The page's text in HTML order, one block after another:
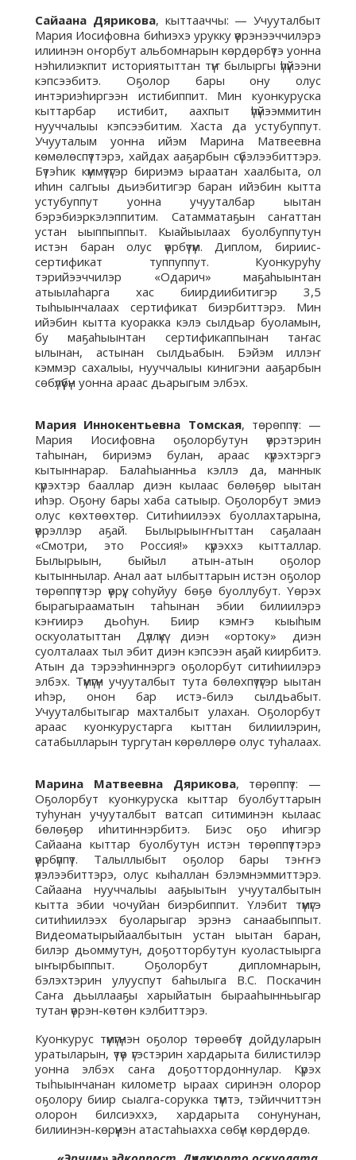
Сайаана Дярикова, кыттааччы: — Учууталбыт
Мария Иосифовна биhиэхэ урукку үөрэнээччилэрэ
илиинэн оҥорбут альбомнарын көрдөрбүтэ уонна
нэhилиэкпит историятыттан түҥ былыргы үhүйээни
кэпсээбитэ. Оҕолор бары ону олус
интэриэhиргээн истибиппит. Мин куонкуруска
кыттарбар истибит, аахпыт үhүйээммитин
нууччалыы кэпсээбитим. Хаста да устубуппут.
Учууталым уонна ийэм Марина Матвеевна
көмөлөспүттэрэ, хайдах ааҕарбын сүбэлээбиттэрэ.
Бүтэһик күммүтүгэр бириэмэ ыраатан хаалбыта, ол
иhин салгыы дьиэбитигэр баран ийэбин кытта
устубуппут уонна учууталбар ыытан
бэрэбиэркэлэппитим. Сатамматаҕын саҥаттан
устан ыыппыппыт. Кыайыылаах буолбуппутун
истэн баран олус үөрбүтүм. Диплом, бириис-
сертификат туппуппут. Куонкуруhу
тэрийээччилэр «Одарич» маҕаhыынтан
атыылаһарга хас биирдиибитигэр 3,5
тыhыынчалаах сертификат биэрбиттэрэ. Мин
ийэбин кытта куоракка кэлэ сылдьар буоламын,
бу маҕаhыынтан сертификаппынан таҥас
ылынан, астынан сылдьабын. Бэйэм иллэҥ
кэммэр сахалыы, нууччалыы кинигэни ааҕарбын
сөбүлүүбүн уонна араас дьарыгым элбэх.
Мария Иннокентьевна Томская, төрөппүт: —
Мария Иосифовна оҕолорбутун үөрэтэрин
таһынан, бириэмэ булан, араас күрэхтэргэ
кытыннарар. Балаһыанньа кэллэ да, маннык
күрэхтэр бааллар диэн кылаас бөлөҕөр ыытан
иhэр. Оҕону бары хаба сатыыр. Оҕолорбут эмиэ
олус көхтөөхтөр. Ситиһиилээх буоллахтарына,
үөрэллэр аҕай. Былырыыҥҥыттан саҕалаан
«Смотри, это Россия!» күрэххэ кытталлар.
Былырыын, быйыл атын-атын оҕолор
кытыннылар. Анал аат ылбыттарын истэн оҕолор
төрөппүттэр үөрүү, соhуйуу бөҕө буоллубут. Yөрэх
бырагырааматын таһынан эбии билиилэрэ
кэҥиирэ дьоһун. Биир кэмҥэ кыыhым
оскуолатыттан Дүллүкү диэн «ортоку» диэн
суолталаах тыл эбит диэн кэпсээн аҕай киирбитэ.
Атын да тэрээhиннэргэ оҕолорбут ситиhиилэрэ
элбэх. Түмүгүн учууталбыт тута бөлөхпүтүгэр ыытан
иһэр, онон бар истэ-билэ сылдьабыт.
Учууталбытыгар махталбыт улахан. Оҕолорбут
араас куонкурустарга кыттан билиилэрин,
сатабылларын тургутан көрөллөрө олус туhалаах.
Марина Матвеевна Дярикова, төрөппүт: —
Оҕолорбут куонкуруска кыттар буолбуттарын
туhунан учууталбыт ватсап ситиминэн кылаас
бөлөҕөр иhитиннэрбитэ. Биэс оҕо иhигэр
Сайаана кыттар буолбутун истэн төрөппүттэрэ
үөрбүппүт. Талыллыбыт оҕолор бары тэҥҥэ
үлэлээбиттэрэ, олус кыhаллан бэлэмнэммиттэрэ.
Сайаана нууччалыы ааҕыытын учууталбытын
кытта эбии чочуйан биэрбиппит. Yлэбит түмүгэ
ситиhиилээх буоларыгар эрэнэ санаабыппыт.
Видеоматырыйаалбытын устан ыытан баран,
билэр дьоммутун, доҕотторбутун куоластыырга
ыҥырбыппыт. Оҕолорбут дипломнарын,
бэлэхтэрин улууспут баhылыга В.С. Поскачин
Саҥа дьыллааҕы харыйатын бырааһынньыгар
тутан үөрэн-көтөн кэлбиттэрэ.
Куонкурус түмүгүнэн оҕолор төрөөбүт дойдуларын
уратыларын, үтүө үгэстэрин хардарыта билистилэр
уонна элбэх саҥа доҕоттордоннулар. Күрэх
тыһыынчанан километр ыраах сиринэн олорор
оҕолору биир сыалга-сорукка түмтэ, тэйиччиттэн
олорон билсиэххэ, хардарыта сонунунан,
билиинэн-көрүүнэн атастаhыахха сөбүн көрдөрдө.